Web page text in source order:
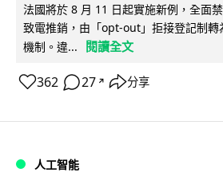
法國將於 8 月 11 日起實施新例，全面
致電推銷，由「opt-out」拒接登記制
機制。違...
閱讀全文
362 27 ↗ 分享
人工智能